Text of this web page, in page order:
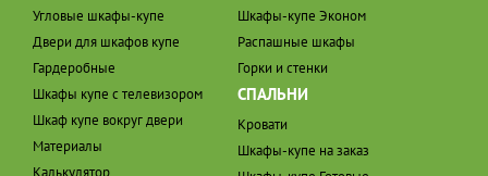
Угловые шкафы-купе
Двери для шкафов купе
Гардеробные
Шкафы купе с телевизором
Шкаф купе вокруг двери
Материалы
Калькулятор
Шкафы-купе Эконом
Распашные шкафы
Горки и стенки
СПАЛЬНИ
Кровати
Шкафы-купе на заказ